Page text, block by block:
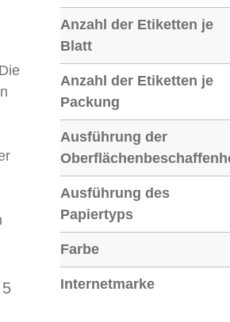
Anzahl der Etiketten je
Blatt
Anzahl der Etiketten je
Packung
Ausführung der
Ausführung des
Papiertyps
Farbe
Internetmarke